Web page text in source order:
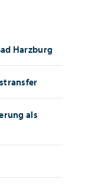
Harzburg
als